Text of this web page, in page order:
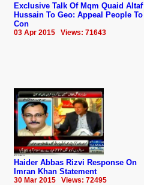
Exclusive Talk Of Mqm Quaid Altaf
Hussain To Geo: Appeal People To
Con
03 Apr 2015 Views: 71643
Haider Abbas Rizvi Response On
Imran Khan Statement
30 Mar 2015 Views: 72495